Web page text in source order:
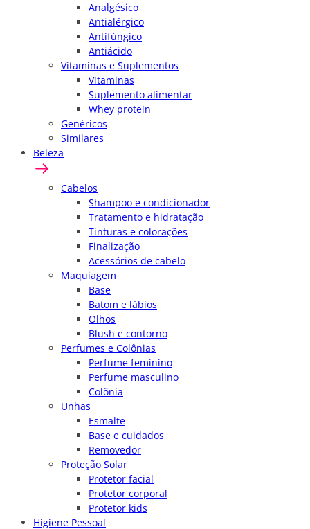
Analgésico
Antialérgico
Antifúngico
Antiácido
Vitaminas e Suplementos
Vitaminas
Suplemento alimentar
Whey protein
Genéricos
Similares
Beleza
Cabelos
Shampoo e condicionador
Tratamento e hidratação
Tinturas e colorações
Finalização
Acessórios de cabelo
Maquiagem
Base
Batom e lábios
Olhos
Blush e contorno
Perfumes e Colônias
Perfume feminino
Perfume masculino
Colônia
Unhas
Esmalte
Base e cuidados
Removedor
Proteção Solar
Protetor facial
Protetor corporal
Protetor kids
Higiene Pessoal